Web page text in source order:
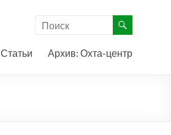
Статьи Архив: Охта-центр